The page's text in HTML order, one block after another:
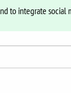
to integrate social